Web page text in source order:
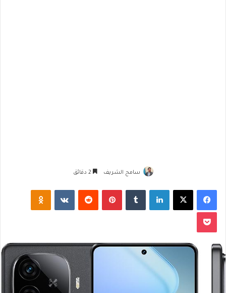
سامح الشريف
فيسبوك لينكدإن بينتيريست